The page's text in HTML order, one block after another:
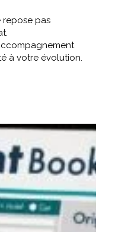
repose pas
à votre évolution.